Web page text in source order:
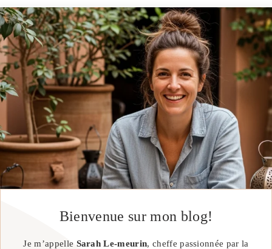
Bienvenue sur mon blog!
Je m’appelle Sarah Le-meurin, cheffe passionnée par la